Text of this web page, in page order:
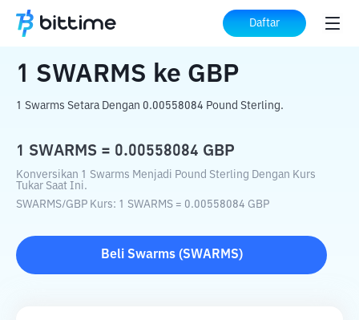
Daftar
Beranda Konverter Kripto SWARMS ke GBP
1 SWARMS ke GBP
1 Swarms Setara Dengan 0.00558084 Pound Sterling.
1 SWARMS = 0.00558084 GBP
Konversikan 1 Swarms Menjadi Pound Sterling Dengan Kurs
Tukar Saat Ini.
SWARMS/GBP Kurs: 1 SWARMS = 0.00558084 GBP
Beli Swarms(SWARMS)